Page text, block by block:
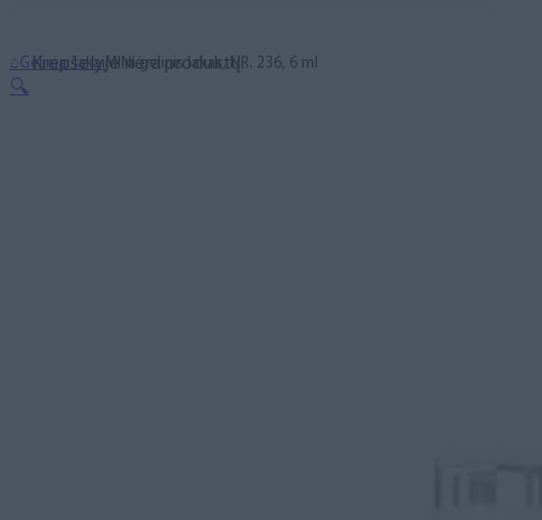
Krepšelyje nėra produktų.
⌂Geliniai lakai MINI gelinis lakas, NR. 236, 6 ml
🔍